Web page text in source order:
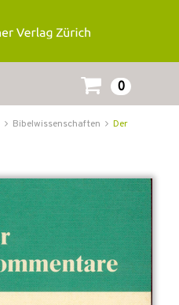
0
Bibelwissenschaften
Der